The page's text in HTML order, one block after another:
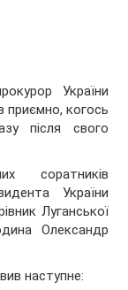
України
приємно, когось
після свого
соратників
України
Луганської
Олександр
наступне: